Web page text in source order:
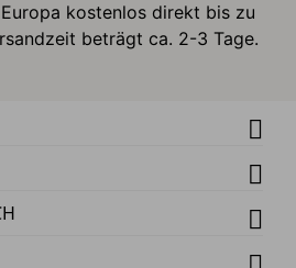
kostenlos direkt bis zu
beträgt ca. 2-3 Tage.